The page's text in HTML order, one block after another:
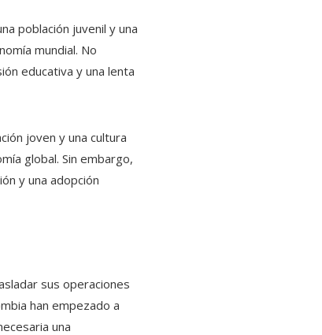
población juvenil y una
mundial. No
educativa y una lenta
joven y una cultura
global. Sin embargo,
y una adopción
sus operaciones
han empezado a
una